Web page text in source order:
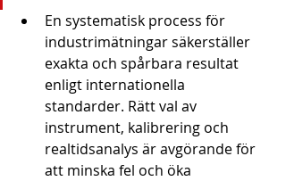
En systematisk process för
industrimätningar säkerställer
exakta och spårbara resultat
enligt internationella
standarder. Rätt val av
instrument, kalibrering och
realtidsanalys är avgörande för
att minska fel och öka